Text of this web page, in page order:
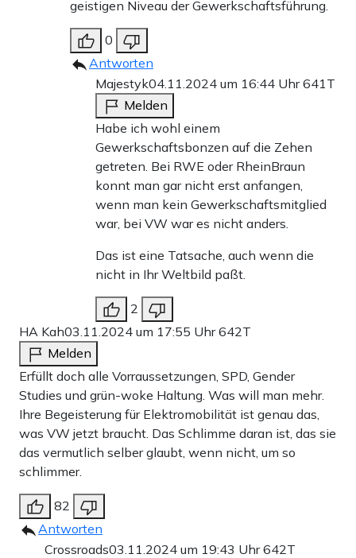
geistigen Niveau der Gewerkschaftsführung.
0
Antworten
Majestyk04.11.2024 um 16:44 Uhr641T
Melden
Habe ich wohl einem
Gewerkschaftsbonzen auf die Zehen
getreten. Bei RWE oder RheinBraun
konnt man gar nicht erst anfangen,
wenn man kein Gewerkschaftsmitglied
war, bei VW war es nicht anders.
Das ist eine Tatsache, auch wenn die
nicht in Ihr Weltbild paßt.
2
HA Kah03.11.2024 um 17:55 Uhr642T
Melden
Erfüllt doch alle Vorraussetzungen, SPD, Gender
Studies und grün-woke Haltung. Was will man mehr.
Ihre Begeisterung für Elektromobilität ist genau das,
was VW jetzt braucht. Das Schlimme daran ist, das sie
das vermutlich selber glaubt, wenn nicht, um so
schlimmer.
82
Antworten
Crossroads03.11.2024 um 19:43 Uhr642T